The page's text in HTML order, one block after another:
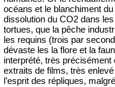
océans et le blanchiment
dissolution du CO2 dans
tortues, que la pêche
les requins (trois par
dévaste les la flore et la
interprété, très
extraits de films, très
l’esprit des répliques,